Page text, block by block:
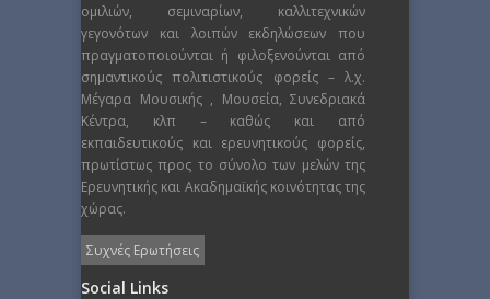
ομιλιών, σεμιναρίων, καλλιτεχνικών
γεγονότων και λοιπών εκδηλώσεων που
πραγματοποιούνται ή φιλοξενούνται από
σημαντικούς πολιτιστικούς φορείς – λ.χ.
Μέγαρα Μουσικής , Μουσεία, Συνεδριακά
Κέντρα, κλπ – καθώς και από
εκπαιδευτικούς και ερευνητικούς φορείς,
πρωτίστως προς το σύνολο των μελών της
Ερευνητικής και Ακαδημαϊκής κοινότητας της
χώρας.
Συχνές Ερωτήσεις
Social Links